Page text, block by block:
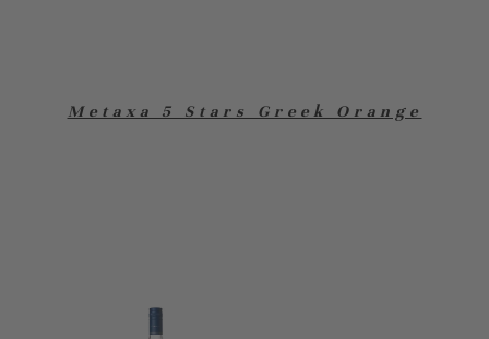
Metaxa 5 Stars Greek Orange